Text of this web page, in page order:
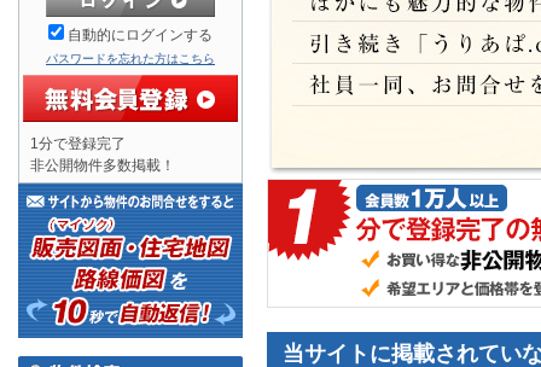
自動的にログインする
パスワードを忘れた方はこちら
1分で登録完了
非公開物件多数掲載！
当サイトに掲載されてい